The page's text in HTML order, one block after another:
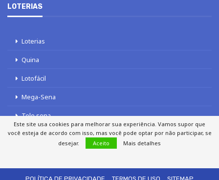
LOTERIAS
Loterias
Quina
Lotofácil
Mega-Sena
Tele sena
Este site usa cookies para melhorar sua experiência. Vamos supor que
você esteja de acordo com isso, mas você pode optar por não participar, se
desejar.
Aceito Mais detalhes